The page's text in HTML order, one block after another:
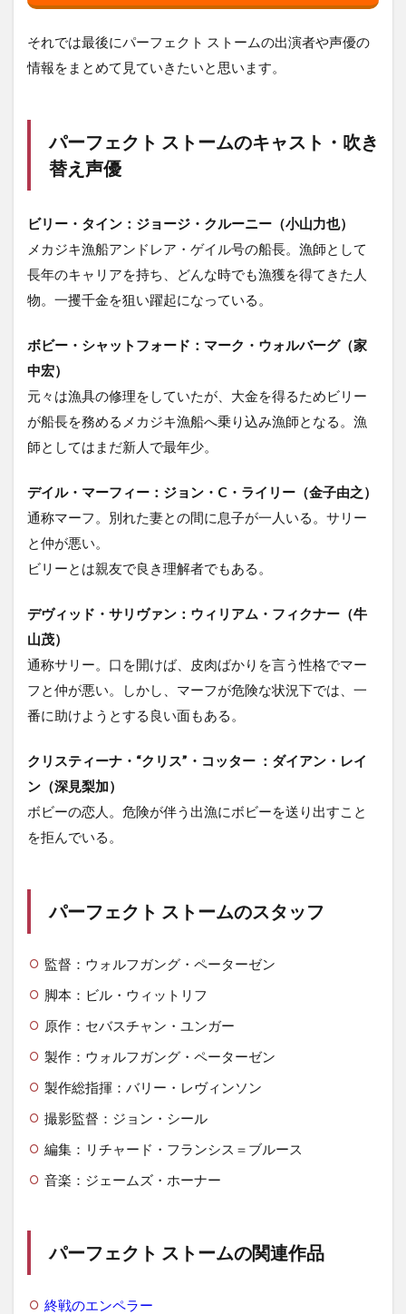
それでは最後にパーフェクト ストームの出演者や声優の
情報をまとめて見ていきたいと思います。
パーフェクト ストームのキャスト・吹き
替え声優
ビリー・タイン：ジョージ・クルーニー（小山力也）
メカジキ漁船アンドレア・ゲイル号の船長。漁師として
長年のキャリアを持ち、どんな時でも漁獲を得てきた人
物。一攫千金を狙い躍起になっている。
ボビー・シャットフォード：マーク・ウォルバーグ（家
中宏）
元々は漁具の修理をしていたが、大金を得るためビリー
が船長を務めるメカジキ漁船へ乗り込み漁師となる。漁
師としてはまだ新人で最年少。
デイル・マーフィー：ジョン・C・ライリー（金子由之）
通称マーフ。別れた妻との間に息子が一人いる。サリー
と仲が悪い。
ビリーとは親友で良き理解者でもある。
デヴィッド・サリヴァン：ウィリアム・フィクナー（牛
山茂）
通称サリー。口を開けば、皮肉ばかりを言う性格でマー
フと仲が悪い。しかし、マーフが危険な状況下では、一
番に助けようとする良い面もある。
クリスティーナ・“クリス”・コッター ：ダイアン・レイ
ン（深見梨加）
ボビーの恋人。危険が伴う出漁にボビーを送り出すこと
を拒んでいる。
パーフェクト ストームのスタッフ
監督：ウォルフガング・ペーターゼン
脚本：ビル・ウィットリフ
原作：セバスチャン・ユンガー
製作：ウォルフガング・ペーターゼン
製作総指揮：バリー・レヴィンソン
撮影監督：ジョン・シール
編集：リチャード・フランシス＝ブルース
音楽：ジェームズ・ホーナー
パーフェクト ストームの関連作品
終戦のエンペラー